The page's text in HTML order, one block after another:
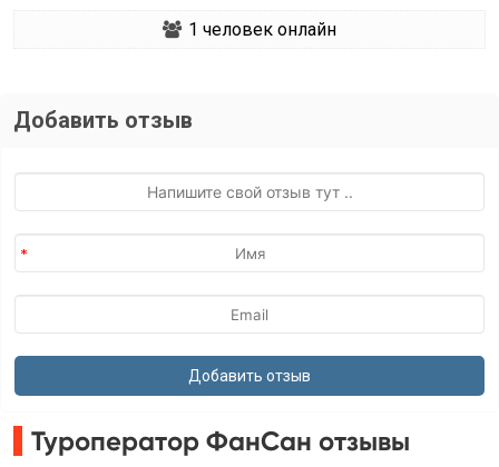
1 человек онлайн
Добавить отзыв
Туроператор ФанСан отзывы